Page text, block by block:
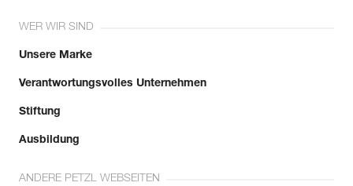
WER WIR SIND
Unsere Marke
Verantwortungsvolles Unternehmen
Stiftung
Ausbildung
ANDERE PETZL WEBSEITEN